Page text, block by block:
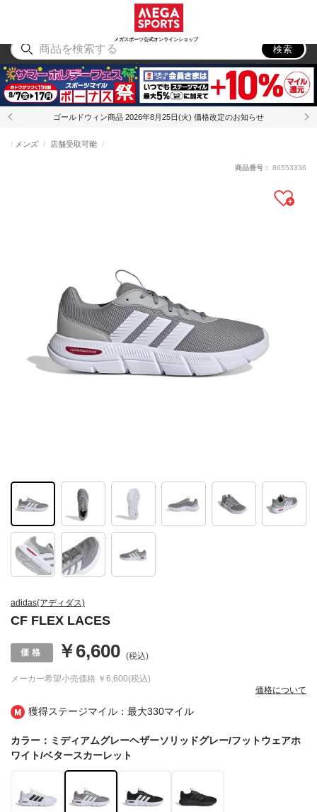
メガスポーツ公式オンラインショップ
アウトドア
検索
ゴールドウィン商品 2026年8月25日(火) 価格改定のお知らせ
獲得ステージマイル：最大330マイル
adidas(アディダス)
CF FLEX LACES
メンズ 店舗受取可能
メーカー希望小売価格 ￥6,600(税込)
￥6,600 (税込)
価格について
商品番号： 86553336
カラー：ミディアムグレーヘザーソリッドグレー/フットウェアホ
ワイト/ベタースカーレット